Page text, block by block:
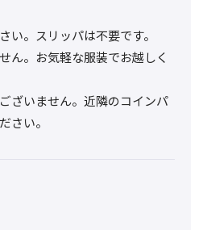
い。スリッパは不要です。
ん。お気軽な服装でお越しく
ざいません。近隣のコインパ
さい。